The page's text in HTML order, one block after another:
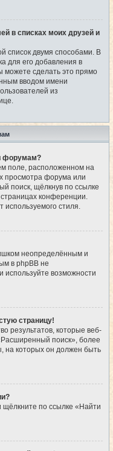
в списках моих друзей и
список двумя способами. В
для его добавления в
можете сделать это прямо
вводом имени
из
форумам?
поле, расположенном на
просмотра форума или
поиск, щёлкнув по ссылке
конференции.
используемого стиля.
неопределённым и
в phpBB не
используйте возможности
страницу!
результатов, которые веб-
поиск», более
на которых он должен быть
щёлкните по ссылке «Найти